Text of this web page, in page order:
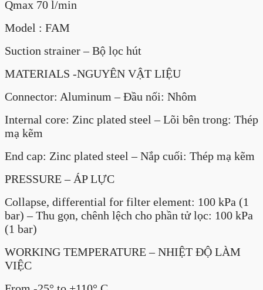
Qmax 70 l/min
Model : FAM
Suction strainer – Bộ lọc hút
MATERIALS -NGUYÊN VẬT LIỆU
Connector: Aluminum – Đầu nối: Nhôm
Internal core: Zinc plated steel – Lõi bên trong: Thép
mạ kẽm
End cap: Zinc plated steel – Nắp cuối: Thép mạ kẽm
PRESSURE – ÁP LỰC
Collapse, differential for filter element: 100 kPa (1
bar) – Thu gọn, chênh lệch cho phần tử lọc: 100 kPa
(1 bar)
WORKING TEMPERATURE – NHIỆT ĐỘ LÀM
VIỆC